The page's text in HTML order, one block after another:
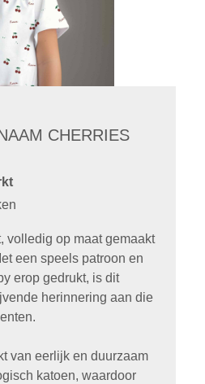
CHERRIES
volledig op maat gemaakt
een speels patroon en
erop gedrukt, is dit
herinnering aan die
van eerlijk en duurzaam
katoen, waardoor